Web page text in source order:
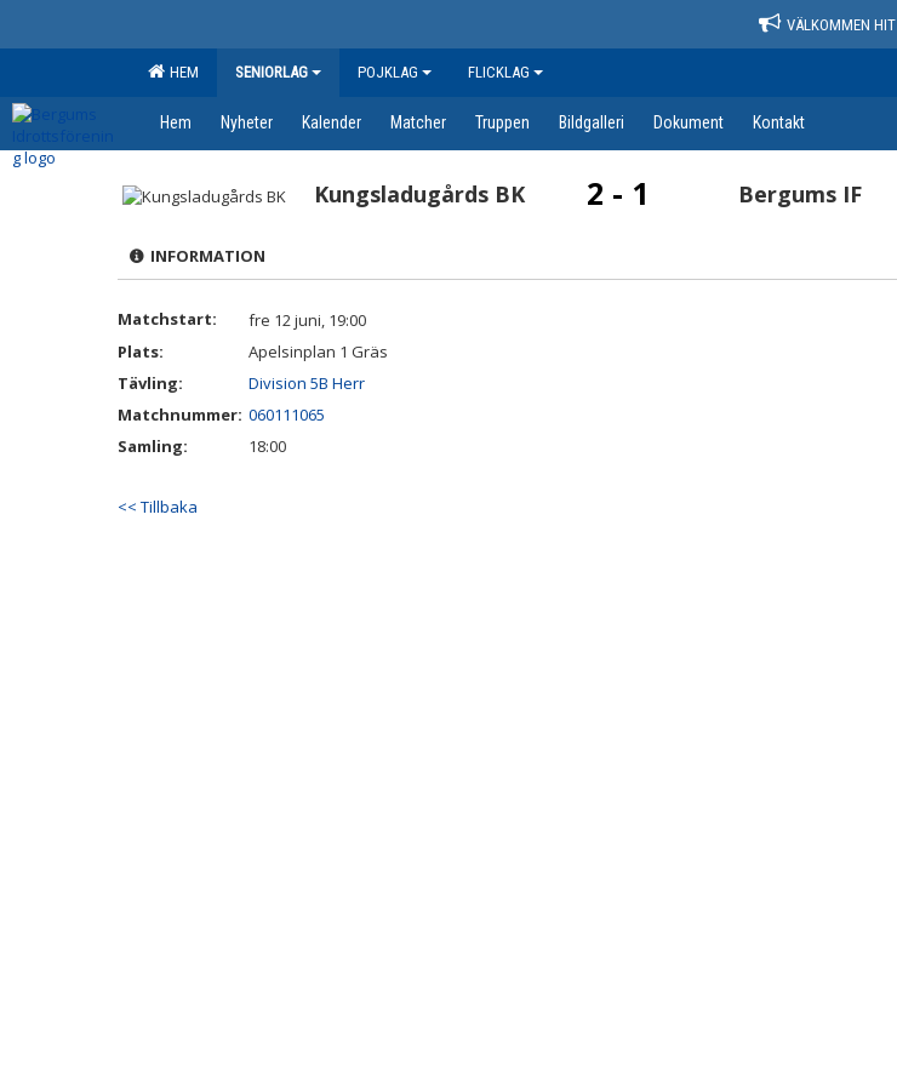
VÄLKOMMEN HIT
HEM SENIORLAG POJKLAG FLICKLAG
Hem Nyheter Kalender Matcher Truppen Bildgalleri Dokument Kontakt
Kungsladugårds BK 2 - 1 Bergums IF
INFORMATION
Matchstart:
fre 12 juni, 19:00
Plats:
Apelsinplan 1 Gräs
Tävling:
Division 5B Herr
Matchnummer: 060111065
Samling:
18:00
<< Tillbaka